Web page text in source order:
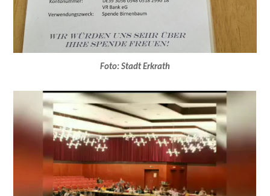
Foto: Stadt Erkrath